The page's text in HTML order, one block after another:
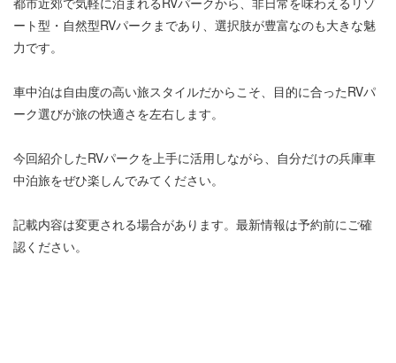
ート型・自然型RVパークまであり、選択肢が豊富なのも大きな魅
力です。
車中泊は自由度の高い旅スタイルだからこそ、目的に合ったRVパ
ーク選びが旅の快適さを左右します。
今回紹介したRVパークを上手に活用しながら、自分だけの兵庫車
中泊旅をぜひ楽しんでみてください。
記載内容は変更される場合があります。最新情報は予約前にご確
認ください。